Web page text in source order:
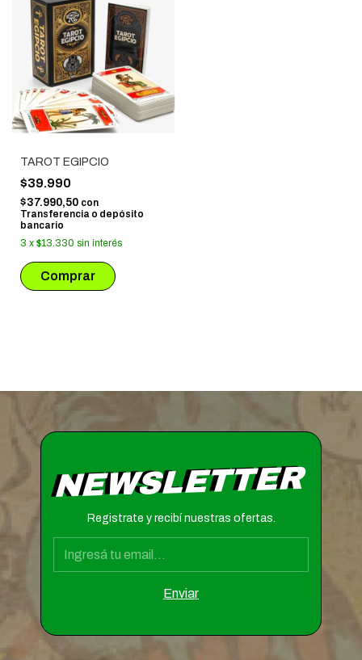
TAROT EGIPCIO
$39.990
$37.990,50 con
Transferencia o depósito
bancario
3 x $13.330 sin interés
NEWSLETTER
Registrate y recibí nuestras ofertas.